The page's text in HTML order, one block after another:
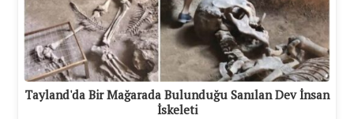
Tayland'da Bir Mağarada Bulunduğu Sanılan Dev İnsan
İskeleti